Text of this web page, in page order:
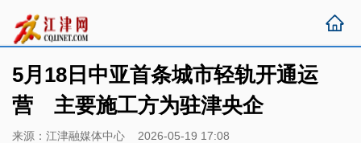
5月18日中亚首条城市轻轨开通运
营 主要施工方为驻津央企
来源：江津融媒体中心 2026-05-19 17:08